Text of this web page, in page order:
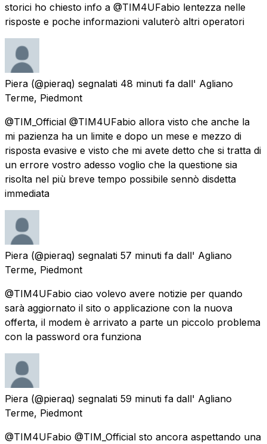
storici ho chiesto info a @TIM4UFabio lentezza nelle
risposte e poche informazioni valuterò altri operatori
Piera (@pieraq) segnalati 48 minuti fa dall' Agliano
Terme, Piedmont
@TIM_Official @TIM4UFabio allora visto che anche la
mi pazienza ha un limite e dopo un mese e mezzo di
risposta evasive e visto che mi avete detto che si tratta di
un errore vostro adesso voglio che la questione sia
risolta nel più breve tempo possibile sennò disdetta
immediata
Piera (@pieraq) segnalati 57 minuti fa dall' Agliano
Terme, Piedmont
@TIM4UFabio ciao volevo avere notizie per quando
sarà aggiornato il sito o applicazione con la nuova
offerta, il modem è arrivato a parte un piccolo problema
con la password ora funziona
Piera (@pieraq) segnalati 59 minuti fa dall' Agliano
Terme, Piedmont
@TIM4UFabio @TIM_Official sto ancora aspettando una